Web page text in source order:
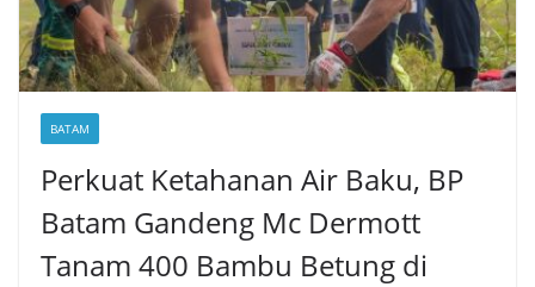
BATAM
Perkuat Ketahanan Air Baku, BP
Batam Gandeng Mc Dermott
Tanam 400 Bambu Betung di